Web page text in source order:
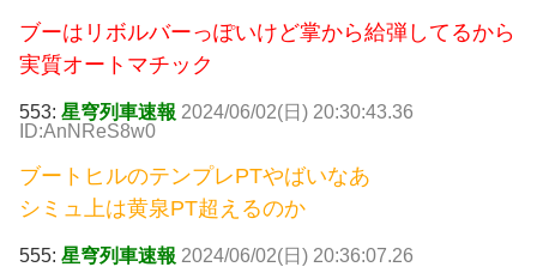
ブーはリボルバーっぽいけど掌から給弾してるから
実質オートマチック
553: 星穹列車速報 2024/06/02(日) 20:30:43.36
ID:AnNReS8w0
ブートヒルのテンプレPTやばいなあ
シミュ上は黄泉PT超えるのか
555: 星穹列車速報 2024/06/02(日) 20:36:07.26